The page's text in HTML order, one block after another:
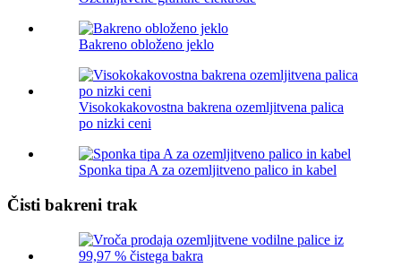
Bakreno obloženo jeklo
Visokokakovostna bakrena ozemljitvena palica
po nizki ceni
Sponka tipa A za ozemljitveno palico in kabel
Čisti bakreni trak